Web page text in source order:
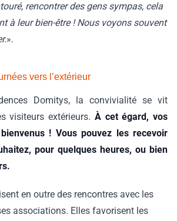
rencontrer des gens sympas, cela
à leur bien-être ! Nous voyons souvent
».
vers l’extérieur
Domitys, la convivialité se vit
visiteurs extérieurs. À cet égard, vos
! Vous pouvez les recevoir
pour quelques heures, ou bien
en outre des rencontres avec les
associations. Elles favorisent les